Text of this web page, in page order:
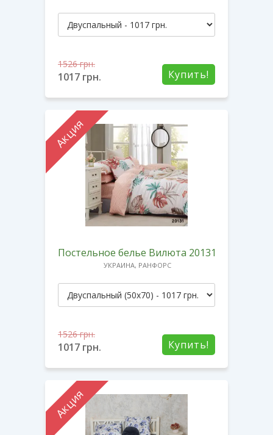
Купить!
1526грн.
1017 грн.
Акция
Постельное белье Вилюта 20131
УКРАИНА, РАНФОРС
Купить!
1526грн.
1017 грн.
Акция